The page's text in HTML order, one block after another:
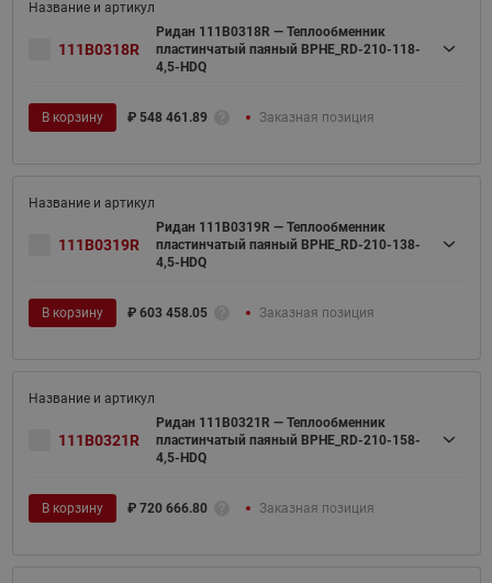
111B0318R
Ридан 111B0318R — Теплообменник
пластинчатый паяный BPHE_RD-210-118-
4,5-HDQ
В корзину ₽ 548 461.89 Заказная позиция
111B0319R
Ридан 111B0319R — Теплообменник
пластинчатый паяный BPHE_RD-210-138-
4,5-HDQ
В корзину ₽ 603 458.05 Заказная позиция
111B0321R
Ридан 111B0321R — Теплообменник
пластинчатый паяный BPHE_RD-210-158-
4,5-HDQ
В корзину ₽ 720 666.80 Заказная позиция